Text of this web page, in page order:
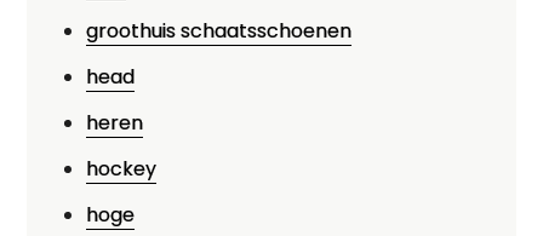
groothuis schaatsschoenen
head
heren
hockey
hoge